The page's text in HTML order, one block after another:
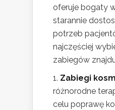
oferuje bogaty
starannie
potrzeb
najczęściej
zabiegów
Zabiegi
różnorodne
celu poprawę